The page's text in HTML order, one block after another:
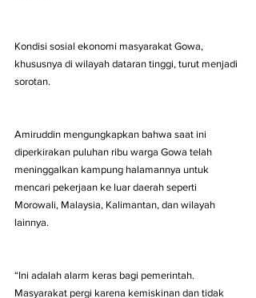
Kondisi sosial ekonomi masyarakat Gowa,
khususnya di wilayah dataran tinggi, turut menjadi
sorotan.
Amiruddin mengungkapkan bahwa saat ini
diperkirakan puluhan ribu warga Gowa telah
meninggalkan kampung halamannya untuk
mencari pekerjaan ke luar daerah seperti
Morowali, Malaysia, Kalimantan, dan wilayah
lainnya.
“Ini adalah alarm keras bagi pemerintah.
Masyarakat pergi karena kemiskinan dan tidak